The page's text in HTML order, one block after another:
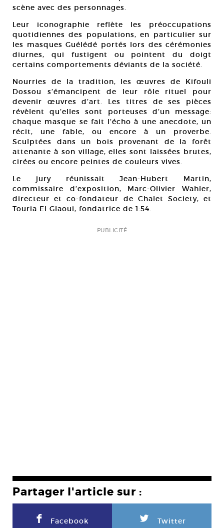
scène avec des personnages.
Leur iconographie reflète les préoccupations
quotidiennes des populations, en particulier sur
les masques Guélédé portés lors des cérémonies
diurnes, qui fustigent ou pointent du doigt
certains comportements déviants de la société.
Nourries de la tradition, les œuvres de Kifouli
Dossou s’émancipent de leur rôle rituel pour
devenir œuvres d’art. Les titres de ses pièces
révèlent qu’elles sont porteuses d’un message:
chaque masque se fait l’écho à une anecdote, un
récit, une fable, ou encore à un proverbe.
Sculptées dans un bois provenant de la forêt
attenante à son village, elles sont laissées brutes,
cirées ou encore peintes de couleurs vives.
Le jury réunissait Jean-Hubert Martin,
commissaire d’exposition, Marc-Olivier Wahler,
directeur et co-fondateur de Chalet Society, et
Touria El Glaoui, fondatrice de 1:54.
PUBLICITÉ
Partager l'article sur :
F Facebook L Twitter